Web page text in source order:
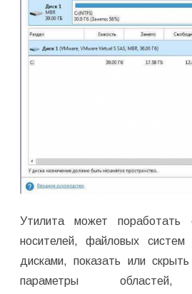
Утилита может поработать
носителей, файловых систем
дисками, показать или
параметры областей,